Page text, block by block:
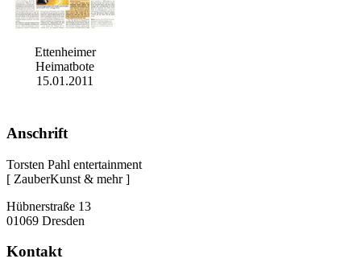
Ettenheimer
Heimatbote
15.01.2011
Anschrift
Torsten Pahl entertainment
[ ZauberKunst & mehr ]
Hübnerstraße 13
01069 Dresden
Kontakt